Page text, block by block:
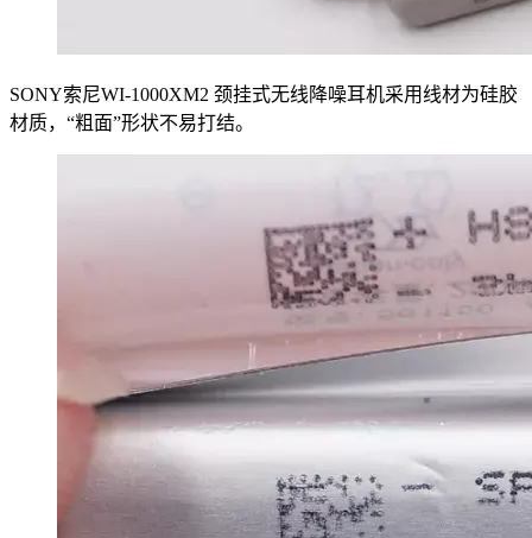
SONY索尼WI-1000XM2 颈挂式无线降噪耳机采用线材为硅胶
材质，“粗面”形状不易打结。